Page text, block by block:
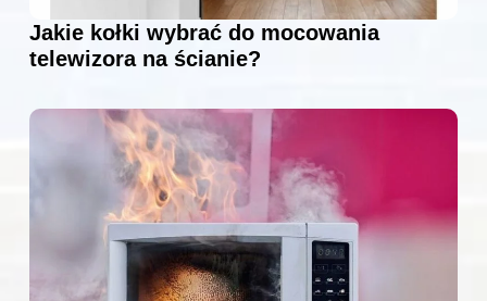
Jakie kołki wybrać do mocowania
telewizora na ścianie?